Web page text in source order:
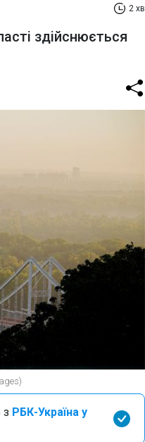
2 хв
здійснюється
з РБК-Україна у